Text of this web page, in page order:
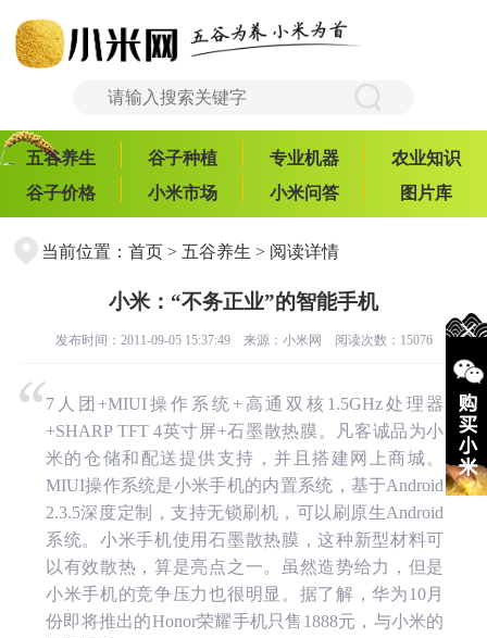
五谷养生 谷子种植 专业机器
农业知识
谷子价格
小米市场 小米问答 图片库
当前位置： 首页> 五谷养生 > 阅读详情
小米：“不务正业”的智能手机
发布时间：2011-09-05 15:37:49 来源： 小米网 阅读次数：15076
7人团+MIUI操作系统+高通双核1.5GHz处理器
+SHARP TFT 4英寸屏+石墨散热膜。凡客诚品为小
米的仓储和配送提供支持，并且搭建网上商城。
MIUI操作系统是小米手机的内置系统，基于Android
2.3.5深度定制，支持无锁刷机，可以刷原生Android
系统。小米手机使用石墨散热膜，这种新型材料可
以有效散热，算是亮点之一。虽然造势给力，但是
小米手机的竞争压力也很明显。据了解，华为10月
份即将推出的Honor荣耀手机只售1888元，与小米的